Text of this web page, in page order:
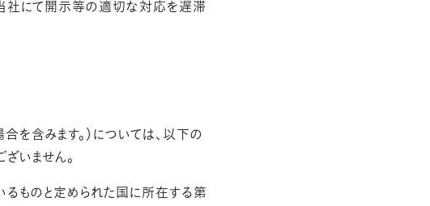
社にて開示等の適切な対応を遅滞
含みます。）については、以下の
いません。
ものと定められた国に所在する第